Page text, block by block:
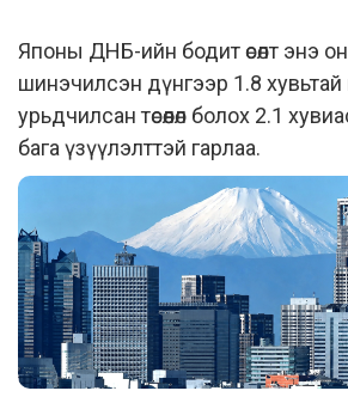
Японы ДНБ-ийн бодит өсөлт энэ
шинэчилсэн дүнгээр 1.8 хувьтай
урьдчилсан төсөөлөл болох 2.1
бага үзүүлэлттэй гарлаа.